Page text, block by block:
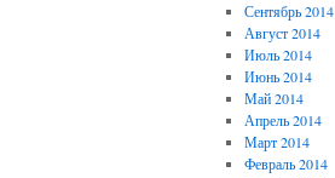
Сентябрь 2014
Август 2014
Июль 2014
Июнь 2014
Май 2014
Апрель 2014
Март 2014
Февраль 2014